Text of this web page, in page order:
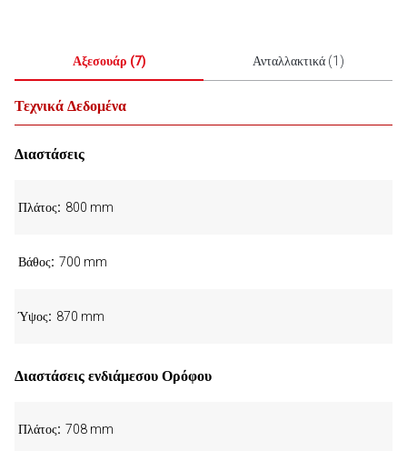
Αξεσουάρ (7) Ανταλλακτικά(1 )
Τεχνικά Δεδομένα
Διαστάσεις
Πλάτος 800 mm
Βάθος 700 mm
Ύψος 870 mm
Διαστάσεις ενδιάμεσου Ορόφου
Πλάτος 708 mm